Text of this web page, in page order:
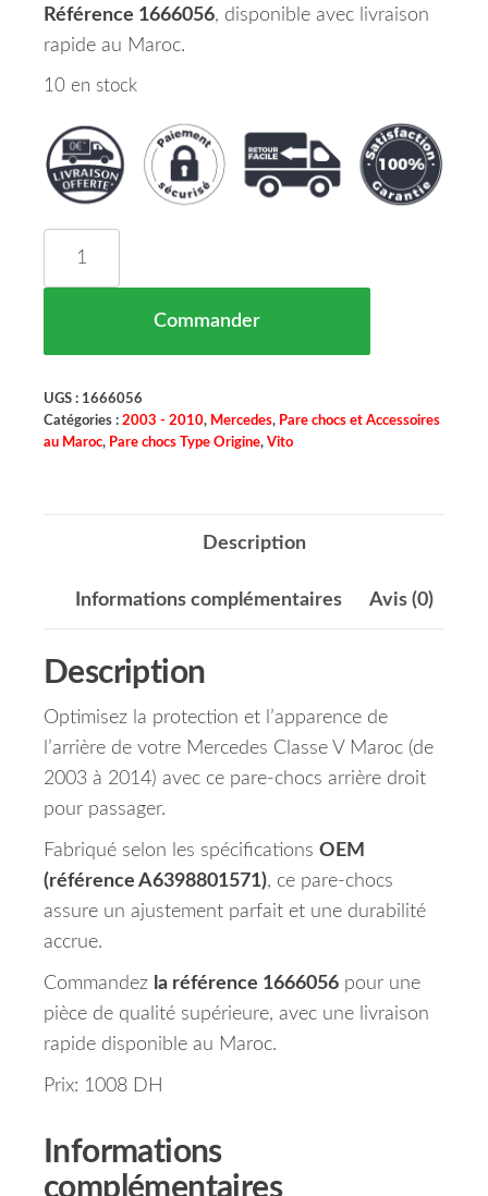
Référence 1666056, disponible avec livraison
rapide au Maroc.
10 en stock
Commander
UGS : 1666056
Catégories : 2003 - 2010, Mercedes, Pare chocs et Accessoires
au Maroc, Pare chocs Type Origine, Vito
Description
Informations complémentaires Avis (0)
Description
Optimisez la protection et l’apparence de
l’arrière de votre Mercedes Classe V Maroc (de
2003 à 2014) avec ce pare-chocs arrière droit
pour passager.
Fabriqué selon les spécifications OEM
(référence A6398801571), ce pare-chocs
assure un ajustement parfait et une durabilité
accrue.
Commandez la référence 1666056 pour une
pièce de qualité supérieure, avec une livraison
rapide disponible au Maroc.
Prix: 1008 DH
Informations
complémentaires